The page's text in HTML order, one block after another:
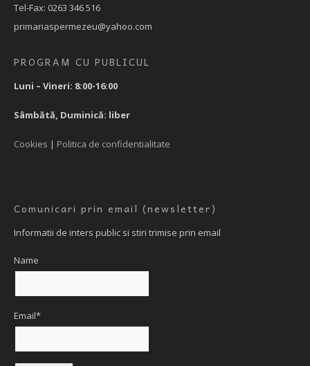
Tel-Fax: 0263 346 516
primariaspermezeu@yahoo.com
PROGRAM CU PUBLICUL
Luni – Vineri: 8:00-16:00
Sâmbătă, Duminică: liber
Cookies | Politica de confidentialitate
Comunicari prin email (newsletter)
Informatii de inters public si stiri trimise prin email
Name
Email*